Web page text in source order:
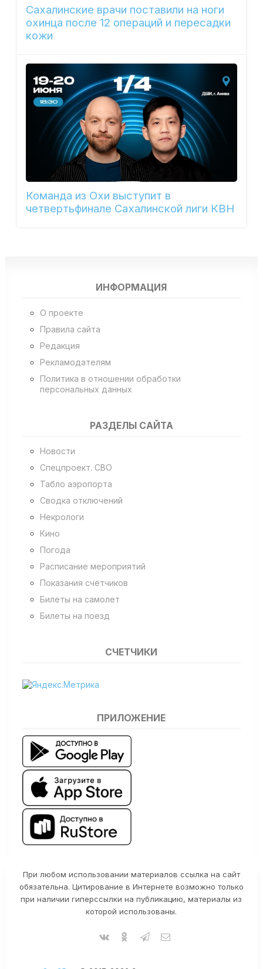
Сахалинские врачи поставили на ноги
охинца после 12 операций и пересадки
кожи
Команда из Охи выступит в
четвертьфинале Сахалинской лиги КВН
ИНФОРМАЦИЯ
О проекте
Правила сайта
Редакция
Рекламодателям
Политика в отношении обработки
персональных данных
РАЗДЕЛЫ САЙТА
Новости
Спецпроект. СВО
Табло аэропорта
Сводка отключений
Некрологи
Кино
Погода
Расписание мероприятий
Показания счетчиков
Билеты на самолет
Билеты на поезд
СЧЕТЧИКИ
ПРИЛОЖЕНИЕ
При любом использовании материалов ссылка на сайт
обязательна. Цитирование в Интернете возможно только
при наличии гиперссылки на публикацию, материалы из
которой использованы.